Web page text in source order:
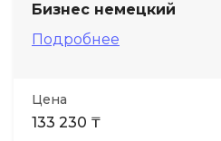
Бизнес немецкий
Подробнее
Цена
133 230 ₸